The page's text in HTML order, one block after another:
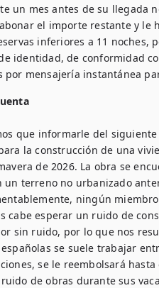
un mes antes de su llegada
el importe restante y le
inferiores a 11 noches,
identidad, de conformidad
que informarle del
la construcción de una
de 2026. La obra se
terreno no urbanizado
ningún
cabe esperar un ruido de
sin ruido, por lo que nos
se suele trabajar
se le reembolsará
de obras durante sus